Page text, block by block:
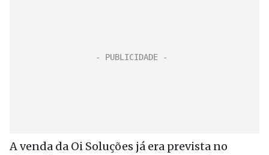
A venda da Oi Soluções já era prevista no